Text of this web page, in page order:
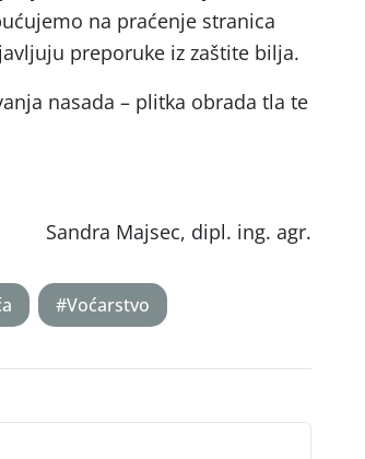
na praćenje stranica
preporuke iz zaštite bilja.
nasada – plitka obrada tla te
Sandra Majsec, dipl. ing. agr.
#Voćarstvo